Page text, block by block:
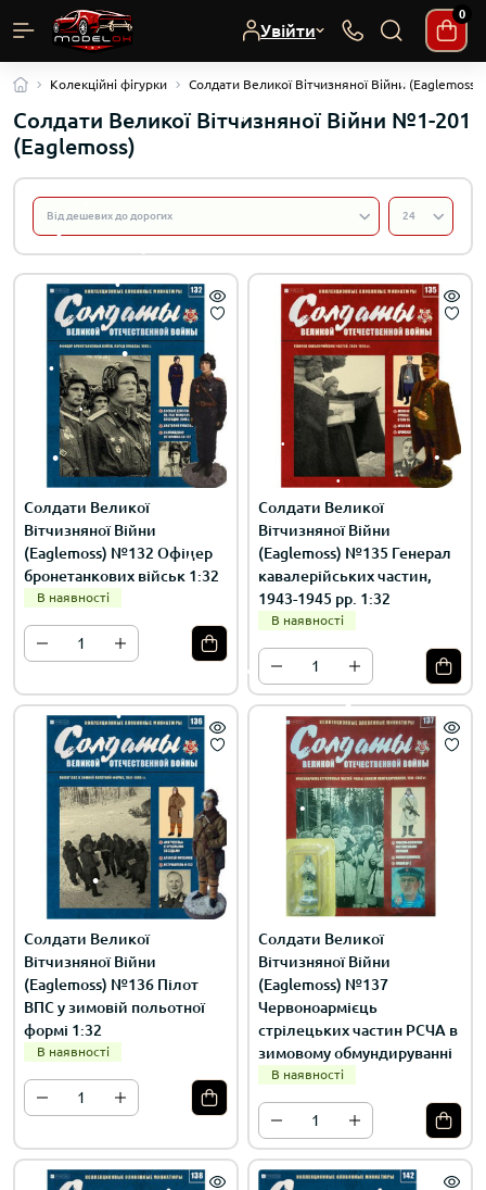
Увійти
0
Колекційні фігурки Солдати Великої Вітчизняної Війни (Eaglemoss)
Солдати Великої Вітчизняної Війни №1-201
(Eaglemoss)
Солдати Великої
Вітчизняної Війни
(Eaglemoss) №132 Офіцер
бронетанкових військ 1:32
В наявності
Солдати Великої
Вітчизняної Війни
(Eaglemoss) №135 Генерал
кавалерійських частин,
1943-1945 рр. 1:32
В наявності
Солдати Великої
Вітчизняної Війни
(Eaglemoss) №136 Пілот
ВПС у зимовій польотної
формі 1:32
В наявності
Солдати Великої
Вітчизняної Війни
(Eaglemoss) №137
Червоноармієць
стрілецьких частин РСЧА в
зимовому обмундируванні
В наявності